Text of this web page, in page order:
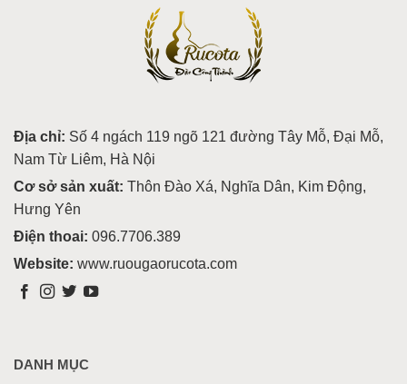
Địa chỉ: Số 4 ngách 119 ngõ 121 đường Tây Mỗ, Đại Mỗ,
Nam Từ Liêm, Hà Nội
Cơ sở sản xuất: Thôn Đào Xá, Nghĩa Dân, Kim Động,
Hưng Yên
Điện thoai: 096.7706.389
Website: www.ruougaorucota.com
DANH MỤC